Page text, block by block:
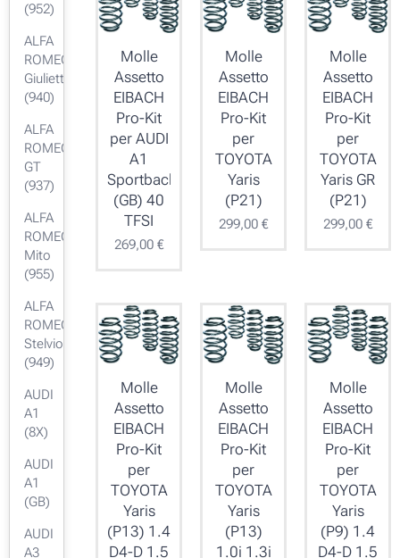
(952)
ALFA
ROMEO
Giulietta
(940)
ALFA
ROMEO
GT
(937)
ALFA
ROMEO
Mito
(955)
ALFA
ROMEO
Stelvio
(949)
AUDI
A1
(8X)
AUDI
A1
(GB)
AUDI
A3
Molle
Assetto
EIBACH
Pro-Kit
per AUDI
A1
Sportback
(GB) 40
TFSI
269,00€
Molle
Assetto
EIBACH
Pro-Kit
per
TOYOTA
Yaris
(P21)
299,00€
Molle
Assetto
EIBACH
Pro-Kit
per
TOYOTA
Yaris GR
(P21)
299,00€
Molle
Assetto
EIBACH
Pro-Kit
per
TOYOTA
Yaris
(P13) 1.4
D4-D 1.5
Molle
Assetto
EIBACH
Pro-Kit
per
TOYOTA
Yaris
(P13)
1.0i 1.3i
Molle
Assetto
EIBACH
Pro-Kit
per
TOYOTA
Yaris
(P9) 1.4
D4-D 1.5